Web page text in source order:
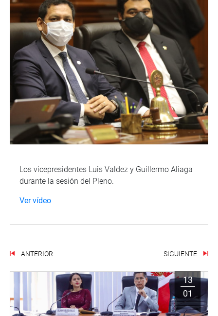
Los vicepresidentes Luis Valdez y Guillermo Aliaga
durante la sesión del Pleno.
Ver vídeo
ANTERIOR SIGUIENTE
13
01